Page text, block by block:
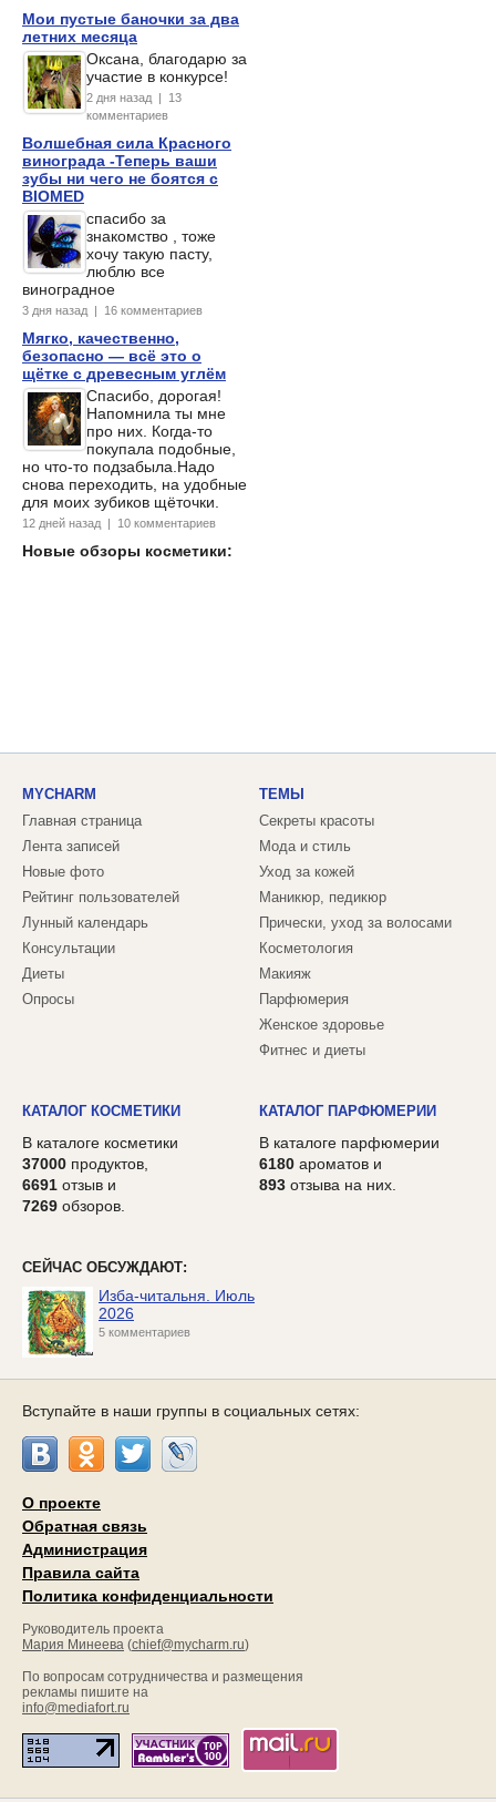
Мои пустые баночки за два
летних месяца
Оксана, благодарю за
участие в конкурсе!
2 дня назад | 13
комментариев
Волшебная сила Красного
винограда -Теперь ваши
зубы ни чего не боятся с
BIOMED
спасибо за
знакомство , тоже
хочу такую пасту,
люблю все
виноградное
3 дня назад | 16 комментариев
Мягко, качественно,
безопасно — всё это о
щётке с древесным углём
Спасибо, дорогая!
Напомнила ты мне
про них. Когда-то
покупала подобные,
но что-то подзабыла.Надо
снова переходить, на удобные
для моих зубиков щёточки.
12 дней назад | 10 комментариев
Новые обзоры косметики:
MYCHARM
Главная страница
Лента записей
Новые фото
Рейтинг пользователей
Лунный календарь
Консультации
Диеты
Опросы
ТЕМЫ
Секреты красоты
Мода и стиль
Уход за кожей
Маникюр, педикюр
Прически, уход за волосами
Косметология
Макияж
Парфюмерия
Женское здоровье
Фитнес и диеты
КАТАЛОГ КОСМЕТИКИ
В каталоге косметики
37000 продуктов,
6691 отзыв и
7269 обзоров.
КАТАЛОГ ПАРФЮМЕРИИ
В каталоге парфюмерии
6180 ароматов и
893 отзыва на них.
СЕЙЧАС ОБСУЖДАЮТ:
Изба-читальня. Июль
2026
5 комментариев
Вступайте в наши группы в социальных сетях:
О проекте
Обратная связь
Администрация
Правила сайта
Политика конфиденциальности
Руководитель проекта
Мария Минеева (chief@mycharm.ru)
По вопросам сотрудничества и размещения
рекламы пишите на
info@mediafort.ru